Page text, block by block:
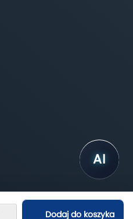
Dodaj do koszyka